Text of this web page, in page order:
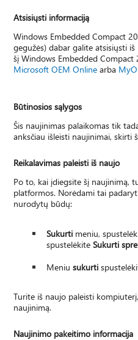
Atsisiųsti informaciją
Windows Embedded Compact
gegužės) dabar galite atsisiųsti
šį Windows Embedded
Microsoft OEM Online arba
Būtinosios sąlygos
Šis naujinimas palaikomas tik
anksčiau išleisti naujinimai, skirti
Reikalavimas paleisti iš naujo
Po to, kai įdiegsite šį naujinimą,
platformos. Norėdami tai
nurodytų būdų:
Sukurti meniu,
spustelėkiteSukurti
Meniusukurti
Turite iš naujo paleisti
naujinimą.
Naujinimo pakeitimo informacija